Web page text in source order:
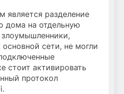
разделение
дома на отдельную
сети, не могли
стоит активировать
протокол